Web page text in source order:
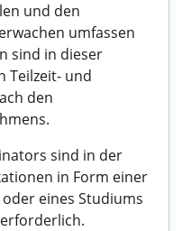
und den
umfassen
sind in dieser
Teilzeit- und
den
sind in der
in Form einer
eines Studiums